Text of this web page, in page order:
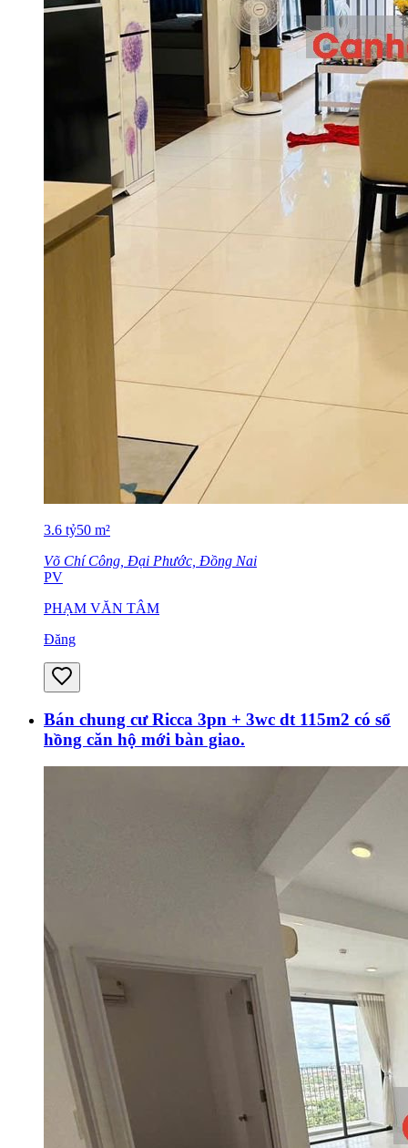
3.6 tỷ50 m²
Võ Chí Công, Đại Phước, Đồng Nai
PV
PHẠM VĂN TÂM
Đăng
Bán chung cư Ricca 3pn + 3wc dt 115m2 có sổ
hồng căn hộ mới bàn giao.